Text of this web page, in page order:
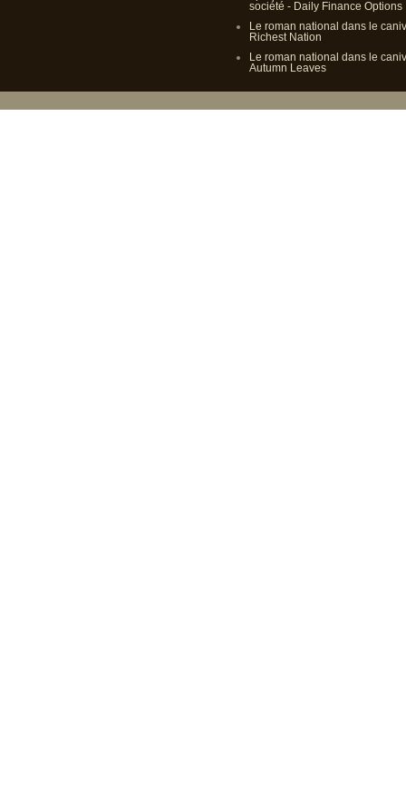
société - Daily Finance Options
Le roman national dans le
Richest Nation
Le roman national dans le
Autumn Leaves